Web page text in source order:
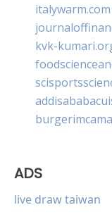
italywarm.com
kvk-
ADS
live draw taiwan